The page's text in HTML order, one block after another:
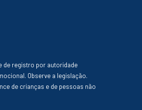
de registro por autoridade
Observe a legislação.
de crianças e de pessoas não